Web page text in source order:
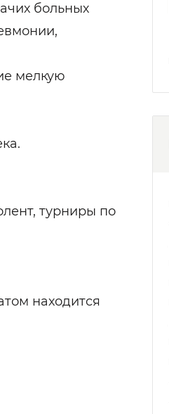
больных
мелкую
турниры по
находится